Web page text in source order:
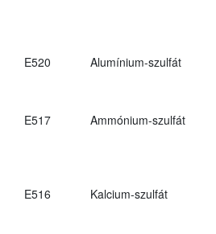
E520 Alumínium-szulfát
E517
Ammónium-szulfát
E516 Kalcium-szulfát